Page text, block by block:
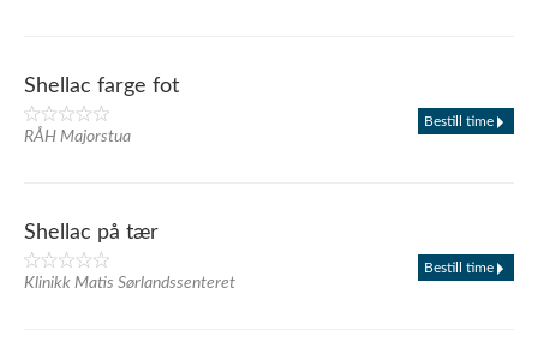
Shellac farge fot
RÅH Majorstua
Bestill time
Shellac på tær
Klinikk Matis Sørlandssenteret
Bestill time